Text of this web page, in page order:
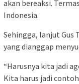
akan bereaksi.
Indonesia.
Sehingga, lanjut Gus
yang dianggap
“Harusnya kita jadi
Kita harus jadi